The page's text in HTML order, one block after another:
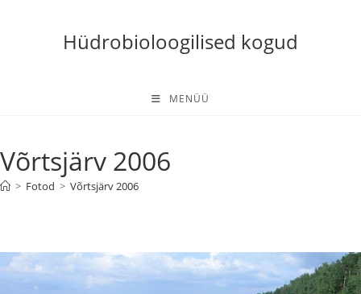
Hüdrobioloogilised kogud
MENÜÜ
Võrtsjärv 2006
> Fotod > Võrtsjärv 2006